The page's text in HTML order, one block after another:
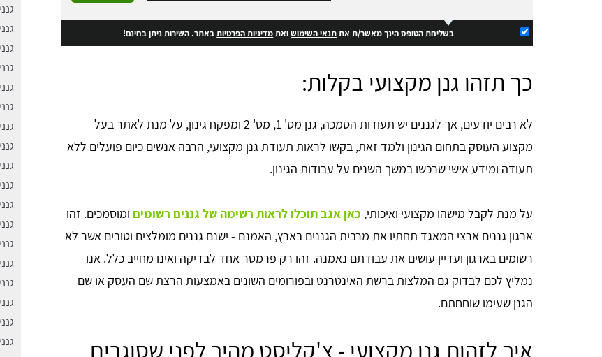
בשליחת הטופס הינך מאשר/ת אתתנאי השימושואתמדיניות הפרטיותבאתר. השירות ניתן בחינם!
כך תזהו גנן מקצועי בקלות:
לא רבים יודעים, אך לגננים יש תעודות הסמכה, גנן מס' 1, מס' 2 ומפקח גינון, על מנת לאתר בעל
מקצוע העוסק בתחום הגינון ולמד זאת, בקשו לראות תעודת גנן מקצועי, הרבה אנשים כיום פועלים ללא
תעודה ומידע אישי שרכשו במשך השנים על עבודות הגינון.
על מנת לקבל מישהו מקצועי ואיכותי, כאן אגב תוכלו לראות רשימה של גננים רשומים ומוסמכים. זהו
ארגון גננים ארצי המאגד תחתיו את מרבית הגננים בארץ, האמנם - ישנם גננים מומלצים וטובים אשר לא
רשומים בארגון ועדיין עושים את עבודתם נאמנה. זהו רק פרמטר אחד לבדיקה ואינו מחייב כלל. אנו
נמליץ לכם לבדוק גם המלצות ברשת האינטרנט ובפורומים השונים באמצעות הרצת שם העסק או שם
הגנן שעימו שוחחתם.
איך לזהות גנן מקצועי - צ'קליסט מהיר לפני שסוגרים